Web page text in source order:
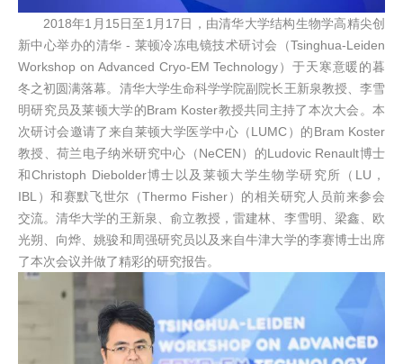
2018年1月15日至1月17日，由清华大学结构生物学高精尖创
新中心举办的清华 - 莱顿冷冻电镜技术研讨会（Tsinghua-Leiden
Workshop on Advanced Cryo-EM Technology）于天寒意暖的暮
冬之初圆满落幕。清华大学生命科学学院副院长王新泉教授、李雪
明研究员及莱顿大学的Bram Koster教授共同主持了本次大会。本
次研讨会邀请了来自莱顿大学医学中心（LUMC）的Bram Koster
教授、荷兰电子纳米研究中心（NeCEN）的Ludovic Renault博士
和Christoph Diebolder博士以及莱顿大学生物学研究所（LU，
IBL）和赛默飞世尔（Thermo Fisher）的相关研究人员前来参会
交流。清华大学的王新泉、俞立教授，雷建林、李雪明、梁鑫、欧
光朔、向烨、姚骏和周强研究员以及来自牛津大学的李赛博士出席
了本次会议并做了精彩的研究报告。